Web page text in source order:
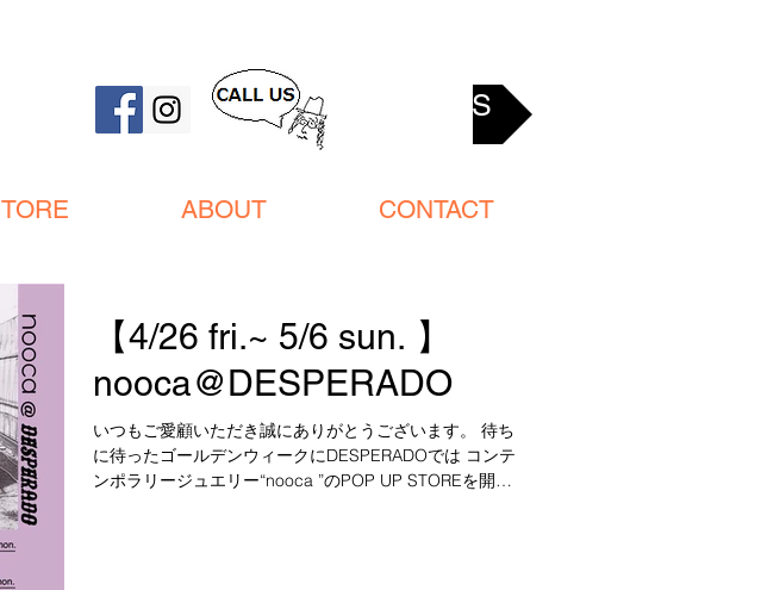
ACCESS
【4/26 fri.~ 5/6 sun. 】
nooca@DESPERADO
いつもご愛顧いただき誠にありがとうございます。 待ち
に待ったゴールデンウィークにDESPERADOでは コンテ
ンポラリージュエリー“nooca ”のPOP UP STOREを開催
ABOUT CONTACT